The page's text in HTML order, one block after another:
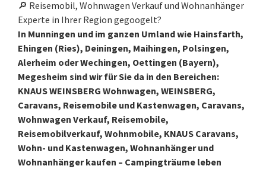
🔎 Reisemobil, Wohnwagen Verkauf und Wohnanhänger
Experte in Ihrer Region gegoogelt?
In Munningen und im ganzen Umland wie Hainsfarth,
Ehingen (Ries), Deiningen, Maihingen, Polsingen,
Alerheim oder Wechingen, Oettingen (Bayern),
Megesheim sind wir für Sie da in den Bereichen:
KNAUS WEINSBERG Wohnwagen, WEINSBERG,
Caravans, Reisemobile und Kastenwagen, Caravans,
Wohnwagen Verkauf, Reisemobile,
Reisemobilverkauf, Wohnmobile, KNAUS Caravans,
Wohn- und Kastenwagen, Wohnanhänger und
Wohnanhänger kaufen – Campingträume leben